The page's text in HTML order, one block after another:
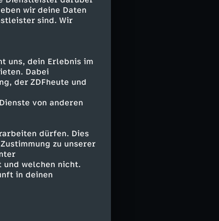
wir deine Daten
sind. Wir
uns, dein Erlebnis im
Dabei
der ZDFheute und
von anderen
dürfen. Dies
zu unserer
und welchen nicht.
in deinen
der
mit der
klagen auch
vor, bei der
Risiken
Zahlungen